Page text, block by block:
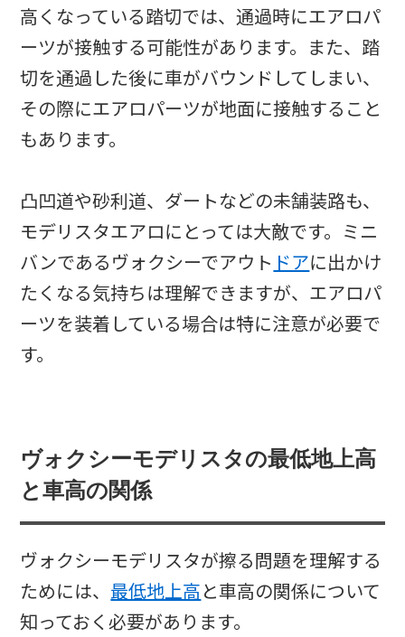
高くなっている踏切では、通過時にエアロパ
ーツが接触する可能性があります。また、踏
切を通過した後に車がバウンドしてしまい、
その際にエアロパーツが地面に接触すること
もあります。
凸凹道や砂利道、ダートなどの未舗装路も、
モデリスタエアロにとっては大敵です。ミニ
バンであるヴォクシーでアウト ドアに出かけ
たくなる気持ちは理解できますが、エアロパ
ーツを装着している場合は特に注意が必要で
す。
ヴォクシーモデリスタの最低地上高
と車高の関係
ヴォクシーモデリスタが擦る問題を理解する
ためには、 最低地上高と車高の関係について
知っておく必要があります。